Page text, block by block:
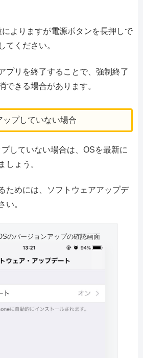
よりますが電源ボタンを長押しで
てください。
プリを終了することで、強制終了
できる場合があります。
プしていない場合
していない場合は、OSを最新に
しょう。
ためには、ソフトウェアアップデ
い。
のバージョンアップの確認画面